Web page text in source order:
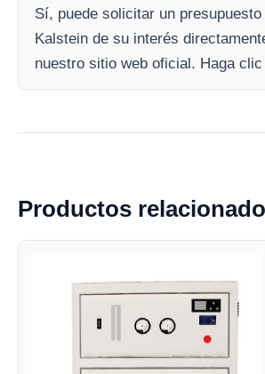
Sí, puede solicitar un presupuesto
Kalstein de su interés
nuestro sitio web oficial. Haga clic
Productos